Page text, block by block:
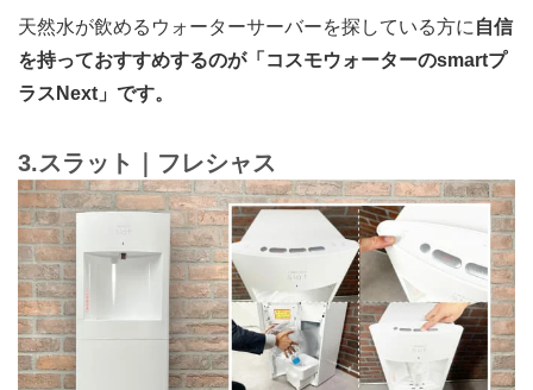
天然水が飲めるウォーターサーバーを探している方に 自信
を持っておすすめするのが「 コスモウォーターのsmartプ
ラスNext 」です。
3.スラット｜フレシャス